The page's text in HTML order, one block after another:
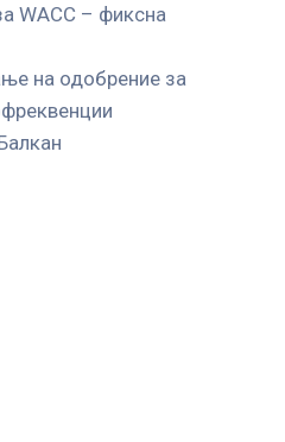
WACC – фиксна
на одобрение за